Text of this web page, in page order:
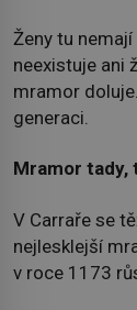
Ženy tu
neexistuje ani
mramor
generaci.
Mramor tady,
V Carraře se
nejlesklejší
v roce 1173